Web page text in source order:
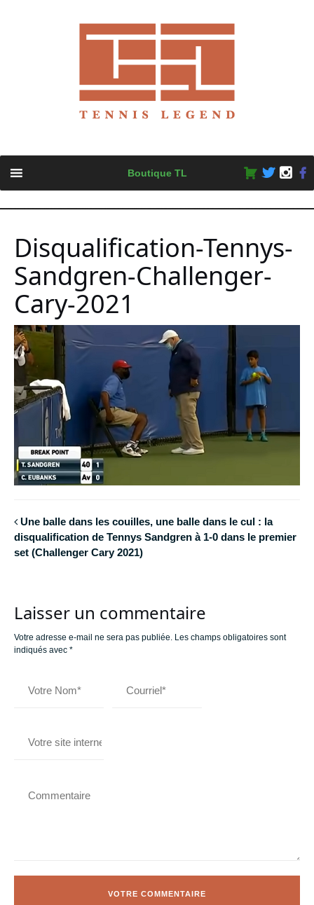
content
Boutique TL
Disqualification-Tennys-
Sandgren-Challenger-
Cary-2021
Une balle dans les couilles, une balle dans le cul : la
disqualification de Tennys Sandgren à 1-0 dans le premier
set (Challenger Cary 2021)
Laisser un commentaire
Votre adresse e-mail ne sera pas publiée. Les champs obligatoires sont
indiqués avec *